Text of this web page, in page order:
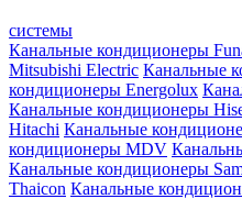
системы
Канальные кондиционеры
Mitsubishi Electric Канальные
кондиционеры Energolux
Канальные кондиционеры
Hitachi Канальные
кондиционеры MDV
Канальные кондиционеры
Thaicon Канальные